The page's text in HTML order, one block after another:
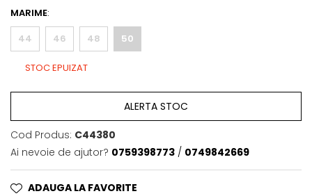
MARIME:
44
46 48 50
STOC EPUIZAT
ALERTA STOC
Cod Produs: C44380
Ai nevoie de ajutor? 0759398773 / 0749842669
ADAUGA LA FAVORITE